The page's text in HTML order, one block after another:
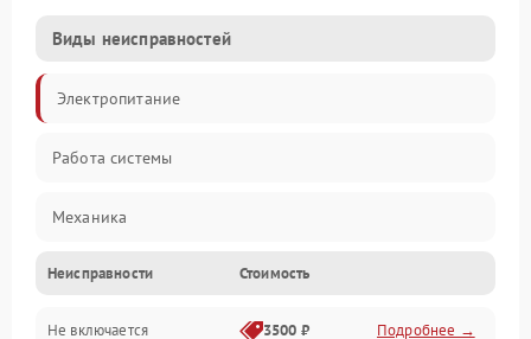
Виды неисправностей
Электропитание
Работа системы
Механика
Неисправности Стоимость
Не включается 3500 ₽ Подробнее →